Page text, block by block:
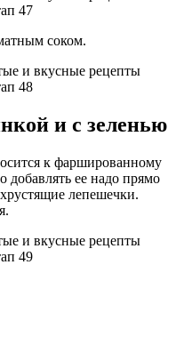
соком.
и с зеленью
к фаршированному
добавлять ее надо прямо
лепешечки.